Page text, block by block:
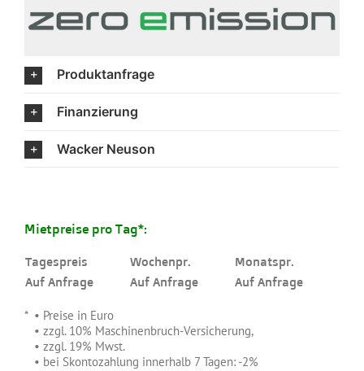
Produktanfrage
Finanzierung
Wacker Neuson
Mietpreise pro Tag*:
Tagespreis Wochenpr.
Monatspr.
Auf Anfrage
Auf Anfrage
Auf Anfrage
* • Preise in Euro
• zzgl. 10% Maschinenbruch-Versicherung,
• zzgl. 19% Mwst.
• bei Skontozahlung innerhalb 7 Tagen: -2%